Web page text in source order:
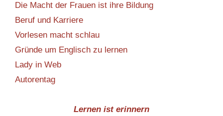
Die Macht der Frauen ist ihre Bildung
Beruf und Karriere
Vorlesen macht schlau
Gründe um Englisch zu lernen
Lady in Web
Autorentag
Lernen ist erinnern